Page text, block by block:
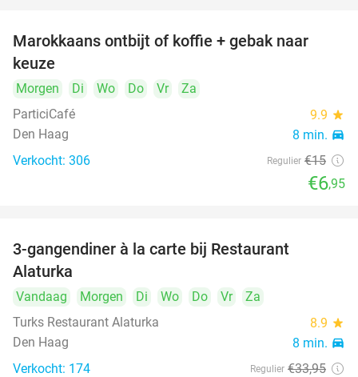
food
food
Marokkaans ontbijt of koffie + gebak naar
keuze
Morgen Di Wo Do Vr
Za
ParticiCafé
9.9 star
Den Haag 8 min. directions_car
Verkocht: 306 Regulier €15
€6,95
3-gangendiner à la carte bij Restaurant
Alaturka
Vandaag Morgen Di Wo Do Vr
Za
Turks Restaurant Alaturka
8.9 star
Den Haag 8 min. directions_car
Verkocht: 174 Regulier €33,95